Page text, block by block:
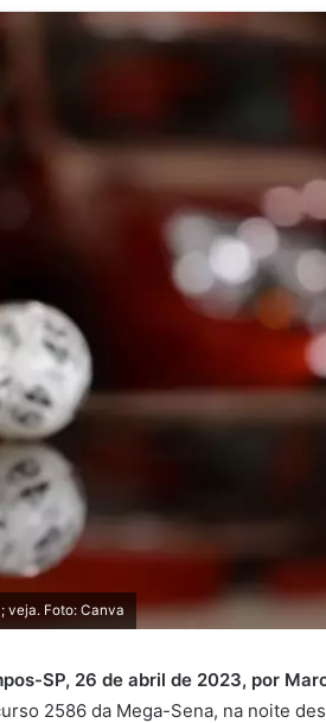
veja. Foto: Canva
SP, 26 de abril de 2023, por
2586 da Mega-Sena, na noite